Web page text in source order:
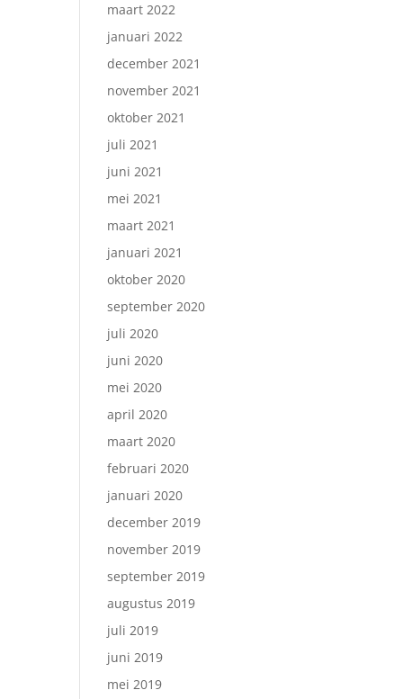
maart 2022
januari 2022
december 2021
november 2021
oktober 2021
juli 2021
juni 2021
mei 2021
maart 2021
januari 2021
oktober 2020
september 2020
juli 2020
juni 2020
mei 2020
april 2020
maart 2020
februari 2020
januari 2020
december 2019
november 2019
september 2019
augustus 2019
juli 2019
juni 2019
mei 2019